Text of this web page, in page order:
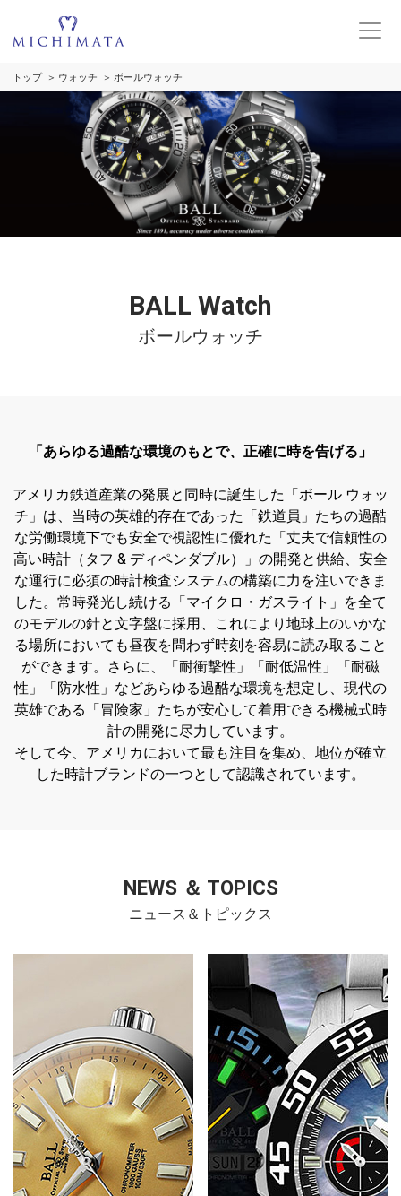
トップ ウォッチ ボールウォッチ
BALL Watch
ボールウォッチ
「あらゆる過酷な環境のもとで、正確に時を告げる」
アメリカ鉄道産業の発展と同時に誕生した「ボール ウォッ
チ」は、当時の英雄的存在であった「鉄道員」たちの過酷
な労働環境下でも安全で視認性に優れた「丈夫で信頼性の
高い時計（タフ & ディペンダブル）」の開発と供給、安全
な運行に必須の時計検査システムの構築に力を注いできま
した。常時発光し続ける「マイクロ・ガスライト」を全て
のモデルの針と文字盤に採用、これにより地球上のいかな
る場所においても昼夜を問わず時刻を容易に読み取ること
ができます。さらに、「耐衝撃性」「耐低温性」「耐磁
性」「防水性」などあらゆる過酷な環境を想定し、現代の
英雄である「冒険家」たちが安心して着用できる機械式時
計の開発に尽力しています。
そして今、アメリカにおいて最も注目を集め、地位が確立
した時計ブランドの一つとして認識されています。
NEWS ＆ TOPICS
ニュース＆トピックス